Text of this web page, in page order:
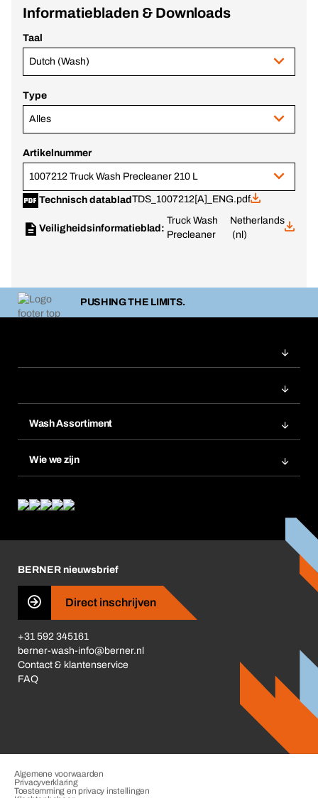
Informatiebladen & Downloads
Taal
Dutch (Wash)
Type
Alles
Artikelnummer
1007212 Truck Wash Precleaner 210 L
Technisch datablad TDS_1007212[A]_ENG.pdf
Veiligheidsinformatieblad:
Truck Wash
Precleaner
Netherlands
(nl)
PUSHING THE LIMITS.
Wash Assortiment
Wie we zijn
Wat ons drijft
Business Conduct
BERNER nieuwsbrief
Direct inschrijven
+31 592 345161
berner-wash-info@berner.nl
Contact & klantenservice
FAQ
Algemene voorwaarden
Privacyverklaring
Toestemming en privacy instellingen